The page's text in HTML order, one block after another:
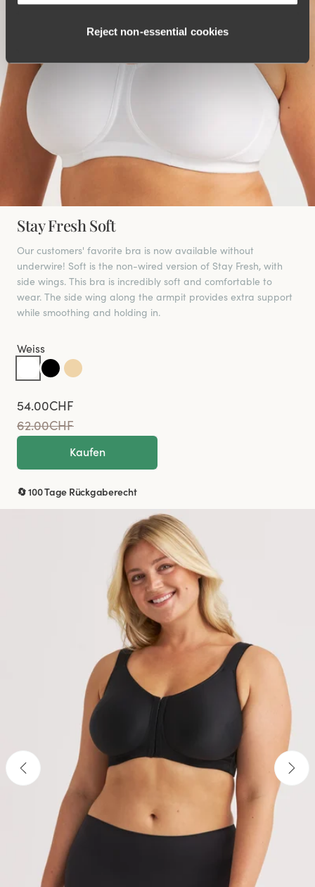
Reject non‑essential cookies
Stay Fresh Soft
Our customers' favorite bra is now available without
underwire! Soft is the non-wired version of Stay Fresh, with
side wings. This bra is incredibly soft and comfortable to
wear. The side wing along the armpit provides extra support
while smoothing and holding in.
Weiss
54.00CHF
62.00CHF
Kaufen
🔄 100 Tage Rückgaberecht